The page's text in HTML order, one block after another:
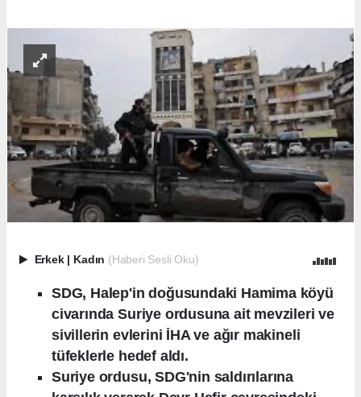
Erkek | Kadın (Haberi Sesli Oku)
SDG, Halep'in doğusundaki Hamima köyü
civarında Suriye ordusuna ait mevzileri ve
sivillerin evlerini İHA ve ağır makineli
tüfeklerle hedef aldı.
Suriye ordusu, SDG'nin saldırılarına